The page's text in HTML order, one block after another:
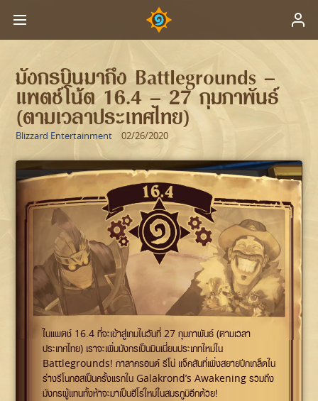
มังกรบินมาถึง Battlegrounds –
แพตช์โน้ต 16.4 – 27 กุมภาพันธ์
(ตามเวลาประเทศไทย)
Blizzard Entertainment 02/26/2020
ในแพตช์ 16.4 ที่จะเข้าสู่เกมในวันที่ 27 กุมภาพันธ์ (ตามเวลา
ประเทศไทย) เราจะเพิ่มมังกรเป็นมินเนี่ยนประเภทใหม่ใน
Battlegrounds! กาลาครอนด์ รีโน่ แจ็คสันที่เพิ่งสยายปีกเกล็ดใน
ร่างรีโนกอสเป็นครั้งแรกใน Galakrond’s Awakening รวมถึง
มังกรผู้แทนทั้งห้าจะมาเป็นฮีโร่ใหม่ในสมรภูมิอีกด้วย!